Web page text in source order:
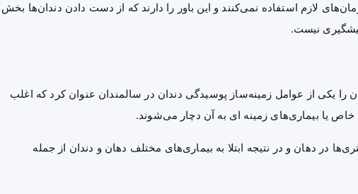
لازم استفاده نمی‌کنند و این باور را دارند که از دست دادن دندان‌ها بخش
نیست.
یکی از عوامل زمینه‌ساز پوسیدگی دندان در سالمندان عنوان کرد که اغلب
یا بیماری‌های زمینه ای به آن دچار می‌شوند.
در دهان و در نتیجه ابتلا به بیماری‌های مختلف دهان و دندان از جمله